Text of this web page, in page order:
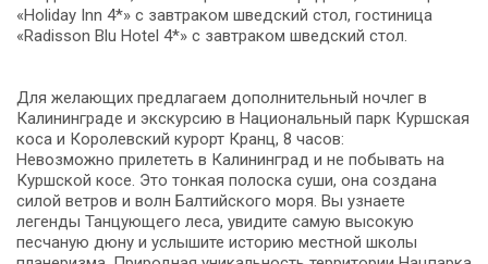
«Holiday Inn 4*» с завтраком шведский стол, гостиница
«Radisson Blu Hotel 4*» с завтраком шведский стол.
Для желающих предлагаем дополнительный ночлег в
Калининграде и экскурсию в Национальный парк Куршская
коса и Королевский курорт Кранц, 8 часов:
Невозможно прилететь в Калининград и не побывать на
Куршской косе. Это тонкая полоска суши, она создана
силой ветров и волн Балтийского моря. Вы узнаете
легенды Танцующего леса, увидите самую высокую
песчаную дюну и услышите историю местной школы